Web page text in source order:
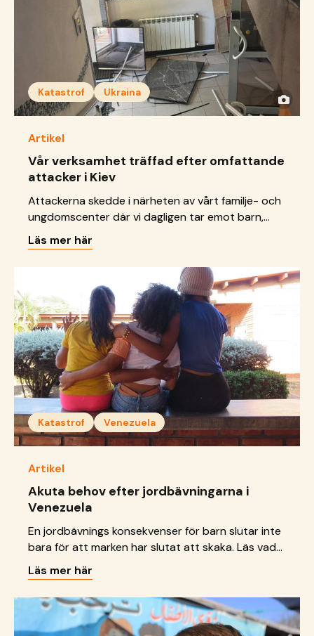
Katastrof Ukraina
Artikel
Vår verksamhet träffad efter omfattande
attacker i Kiev
Attackerna skedde i närheten av vårt familje- och
ungdomscenter där vi dagligen tar emot barn,
unga och familjer.
Läs mer här
Katastrof Venezuela
Artikel
Akuta behov efter jordbävningarna i
Venezuela
En jordbävnings konsekvenser för barn slutar inte
bara för att marken har slutat att skaka. Läs vad
vi gör just nu.
Läs mer här